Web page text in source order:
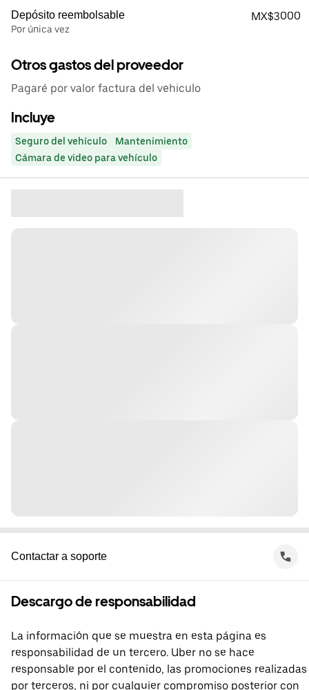
Depósito reembolsable
Por única vez
MX$3000
Otros gastos del proveedor
Pagaré por valor factura del vehiculo
Incluye
Seguro del vehículo
Mantenimiento
Cámara de video para vehículo
Contactar a soporte
Descargo de responsabilidad
La información que se muestra en esta página es
responsabilidad de un tercero. Uber no se hace
responsable por el contenido, las promociones realizadas
por terceros, ni por cualquier compromiso posterior con